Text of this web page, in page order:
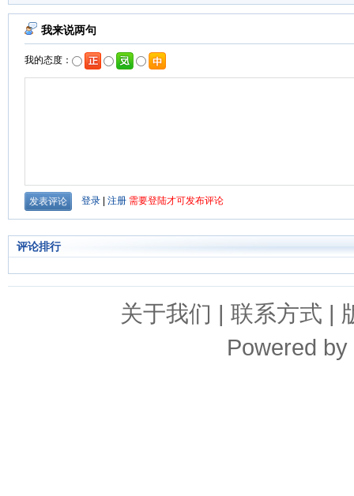
评论排行
关于我们 | 联系方式 |
Powered by